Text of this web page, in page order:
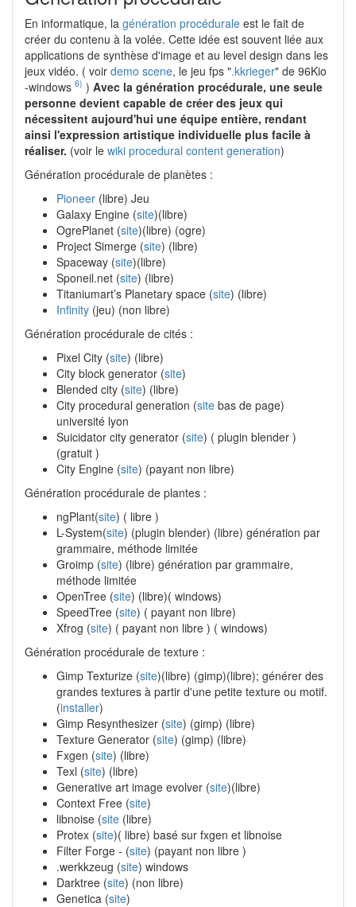
En informatique, la génération procédurale est le fait de
créer du contenu à la volée. Cette idée est souvent liée aux
applications de synthèse d'image et au level design dans les
jeux vidéo. ( voir demo scene, le jeu fps ".kkrieger" de 96Kio
-windows 6) ) Avec la génération procédurale, une seule
personne devient capable de créer des jeux qui
nécessitent aujourd'hui une équipe entière, rendant
ainsi l'expression artistique individuelle plus facile à
réaliser. (voir le wiki procedural content generation)
Génération procédurale de planètes :
Pioneer (libre) Jeu
Galaxy Engine (site)(libre)
OgrePlanet (site)(libre) (ogre)
Project Simerge (site) (libre)
Spaceway (site)(libre)
Sponeil.net (site) (libre)
Titaniumart’s Planetary space (site) (libre)
Infinity (jeu) (non libre)
Génération procédurale de cités :
Pixel City (site) (libre)
City block generator (site)
Blended city (site) (libre)
City procedural generation (site bas de page)
université lyon
Suicidator city generator (site) ( plugin blender )
(gratuit )
City Engine (site) (payant non libre)
Génération procédurale de plantes :
ngPlant(site) ( libre )
L-System(site) (plugin blender) (libre) génération par
grammaire, méthode limitée
Groimp (site) (libre) génération par grammaire,
méthode limitée
OpenTree (site) (libre)( windows)
SpeedTree (site) ( payant non libre)
Xfrog (site) ( payant non libre ) ( windows)
Génération procédurale de texture :
Gimp Texturize (site)(libre) (gimp)(libre); générer des
grandes textures à partir d'une petite texture ou motif.
(installer)
Gimp Resynthesizer (site) (gimp) (libre)
Texture Generator (site) (gimp) (libre)
Fxgen (site) (libre)
Texl (site) (libre)
Generative art image evolver (site)(libre)
Context Free (site)
libnoise (site (libre)
Protex (site)( libre) basé sur fxgen et libnoise
Filter Forge - (site) (payant non libre )
.werkkzeug (site) windows
Darktree (site) (non libre)
Genetica (site)